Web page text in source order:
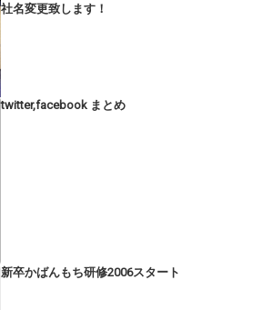
社名変更致します！
twitter,facebook まとめ
新卒かばんもち研修2006スタート